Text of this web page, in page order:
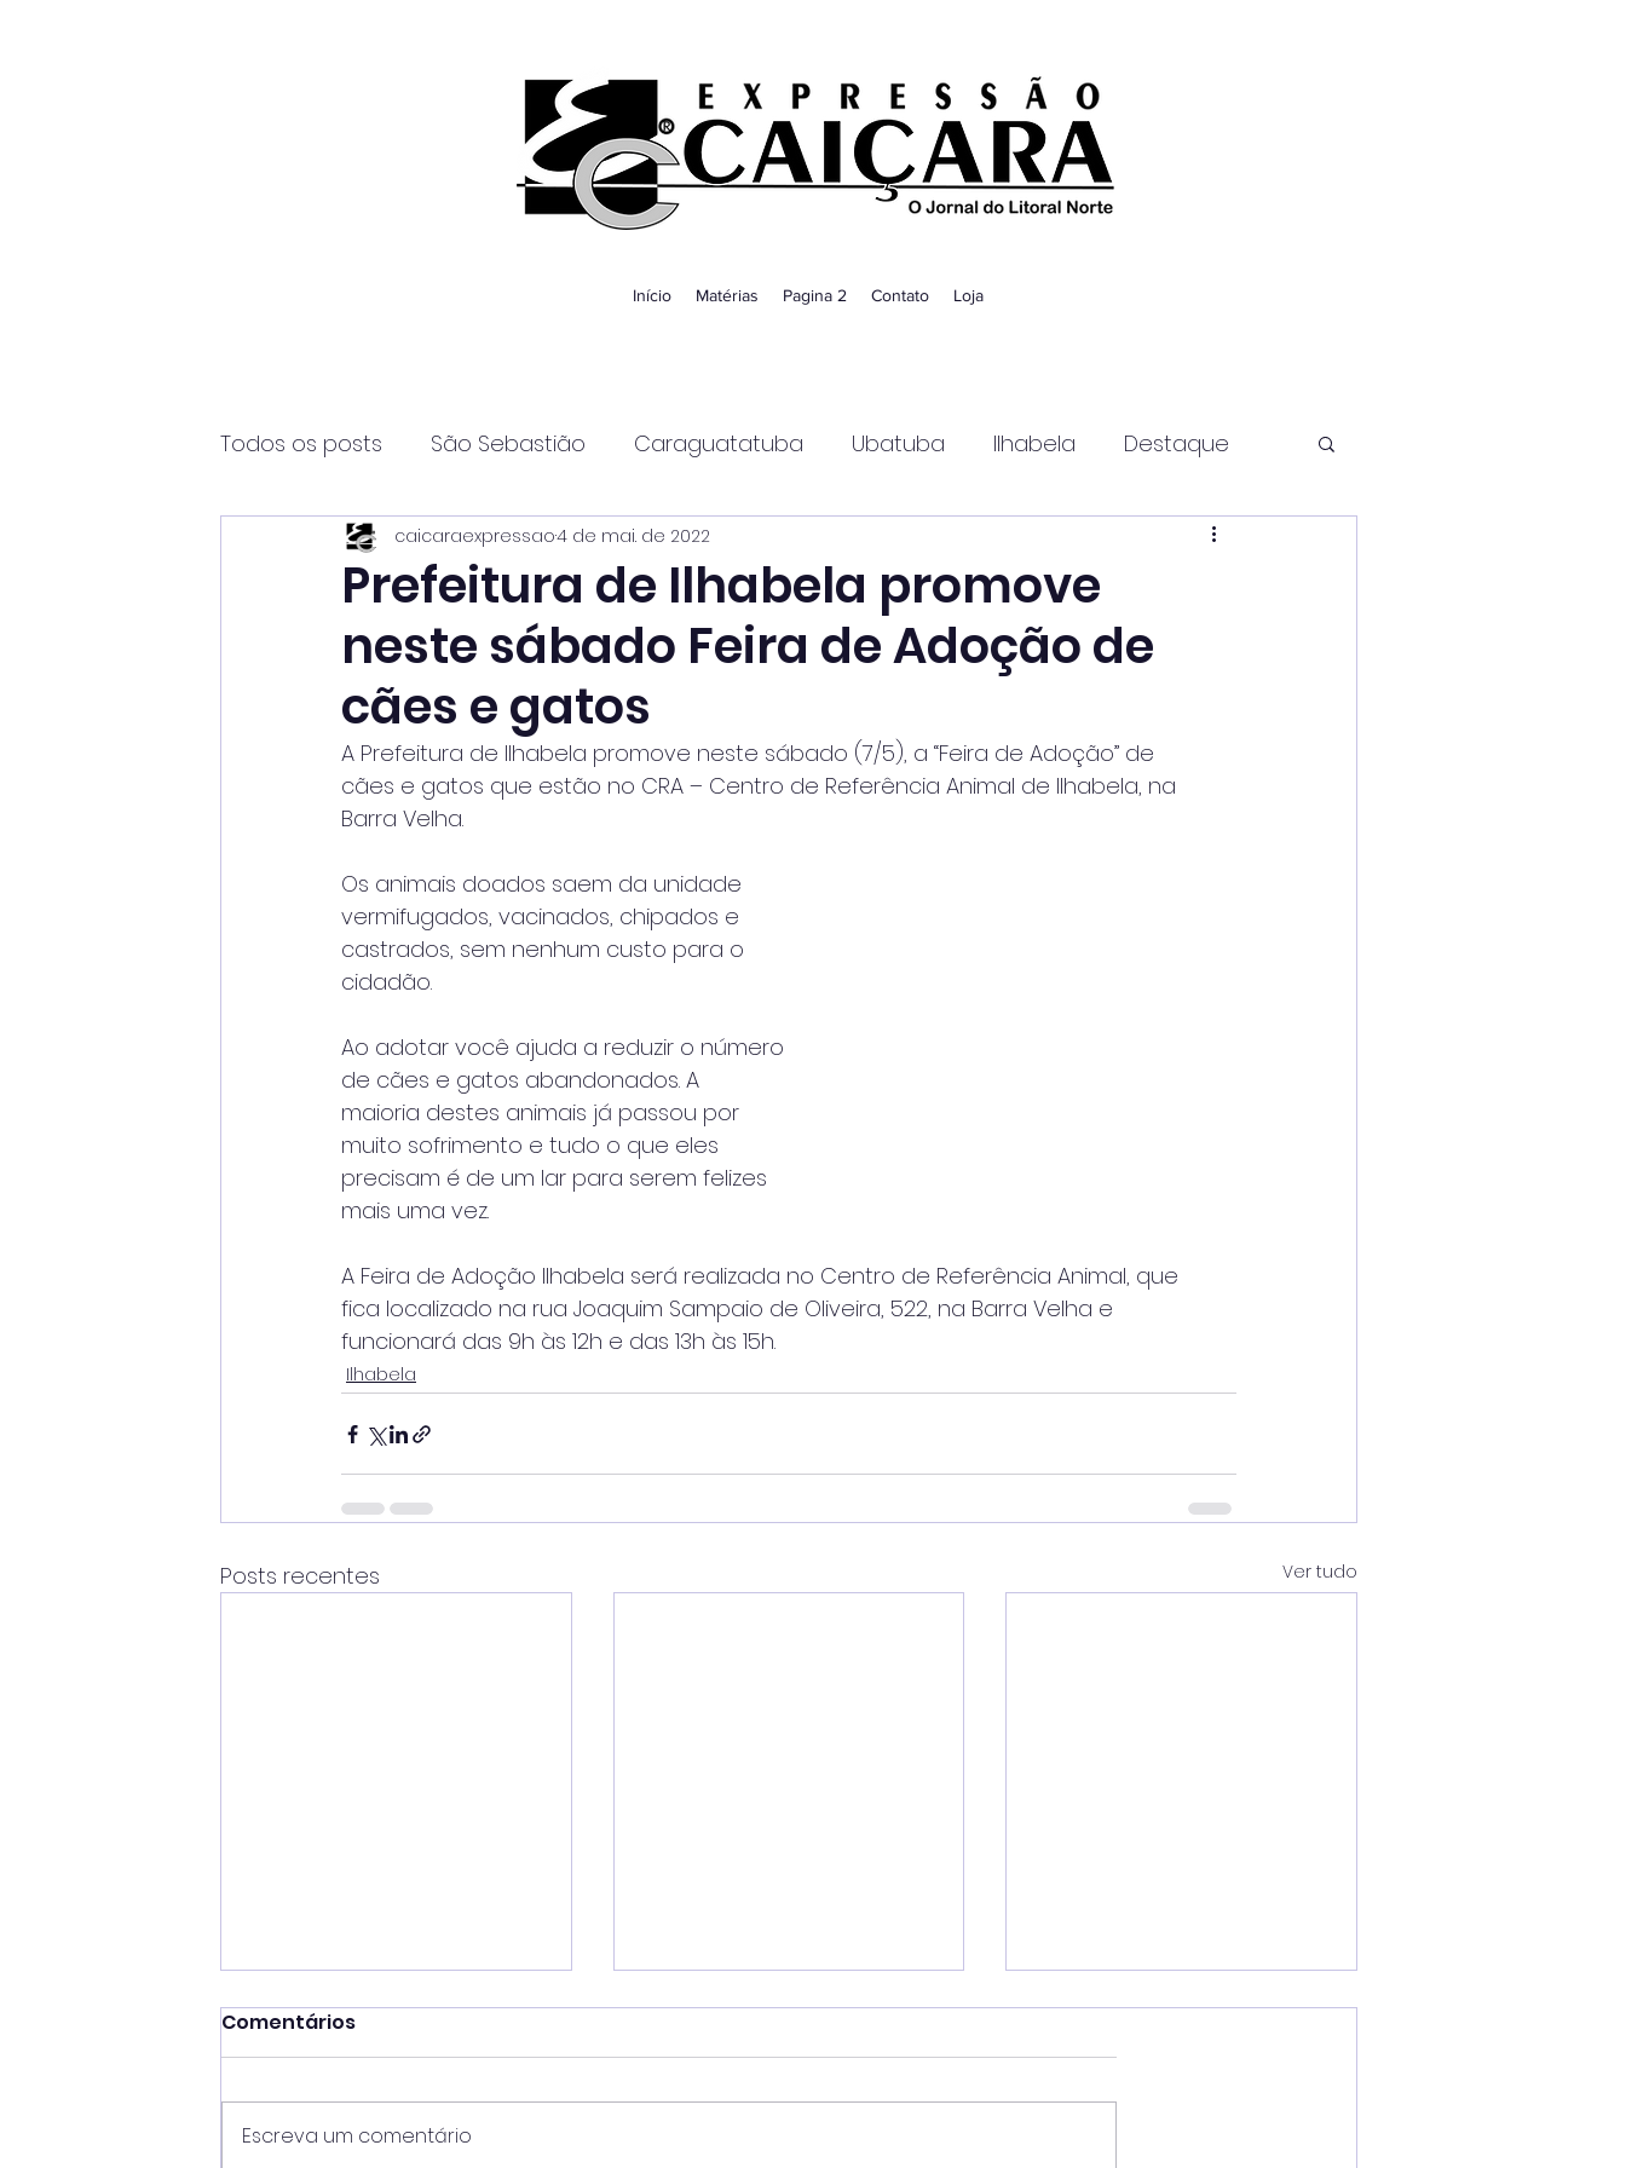
Início Matérias Pagina 2 Contato Loja
Todos os posts São Sebastião Caraguatatuba Ubatuba Ilhabela Destaque
Página2 Itanhaém Guaratinguetá
Prefeitura de Ilhabela promove
neste sábado Feira de Adoção de
cães e gatos
caicaraexpressao4 de mai. de 2022
A Prefeitura de Ilhabela promove neste sábado (7/5), a “Feira de Adoção” de
cães e gatos que estão no CRA – Centro de Referência Animal de Ilhabela, na
Barra Velha.
Os animais doados saem da unidade
vermifugados, vacinados, chipados e
castrados, sem nenhum custo para o
cidadão.
Ao adotar você ajuda a reduzir o número
de cães e gatos abandonados. A
maioria destes animais já passou por
muito sofrimento e tudo o que eles
precisam é de um lar para serem felizes
mais uma vez.
A Feira de Adoção Ilhabela será realizada no Centro de Referência Animal, que
fica localizado na rua Joaquim Sampaio de Oliveira, 522, na Barra Velha e
funcionará das 9h às 12h e das 13h às 15h.
Ilhabela
Posts recentes Ver tudo
Comentários
Escreva um comentário